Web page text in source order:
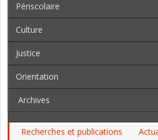
Périscolaire
Culture
Justice
Orientation
Archives
Recherches et publications